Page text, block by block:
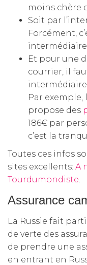
moins chère
Soit par
Forcément,
Et pour une
courrier, il
Par exemple,
propose des
186€ par
c’est la
Toutes ces infos
sites excellents: A
Tourdumondiste.
Assurance
La Russie fait
de verte des
de prendre une
en entrant en